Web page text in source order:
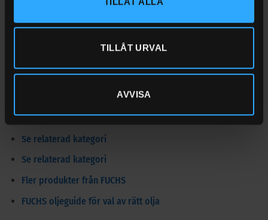
TILLÅT URVAL
AVVISA
hög kvalitet med mycket goda EP- och lastbärande
Dokument och relaterade produkter
Se relaterad kategori
Se relaterad kategori
Fler produkter från FUCHS
FUCHS oljeguide för val av rätt olja